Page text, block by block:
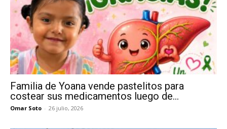
Familia de Yoana vende pastelitos para
costear sus medicamentos luego de...
Omar Soto - 26 julio, 2026